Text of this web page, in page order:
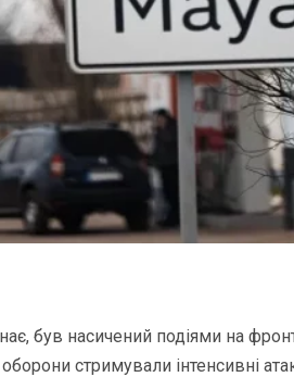
був насичений подіями на
стримували інтенсивні